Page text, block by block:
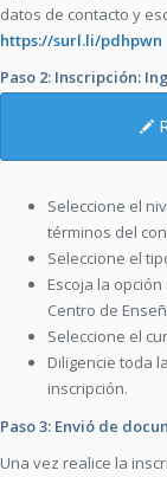
datos de contacto y
https://surl.li/pdhpwn
Paso 2: Inscripción:
Seleccione el
términos del
Seleccione el
Escoja la
Centro de
Seleccione el
Diligencie toda
inscripción.
Paso 3: Envió de
Una vez realice la